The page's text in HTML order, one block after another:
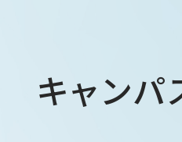
キャンパ